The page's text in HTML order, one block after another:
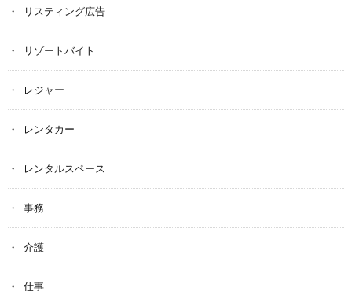
リスティング広告
リゾートバイト
レジャー
レンタカー
レンタルスペース
事務
介護
仕事